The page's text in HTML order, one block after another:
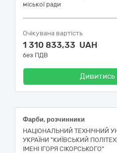
міської ради
Очікувана вартість
1 310 833,33 UAH
без ПДВ
Дивитись
Фарби, розчинники
НАЦІОНАЛЬНИЙ ТЕХНІЧНИЙ
УКРАЇНИ "КИЇВСЬКИЙ
ІМЕНІ ІГОРЯ СІКОРСЬКОГО"